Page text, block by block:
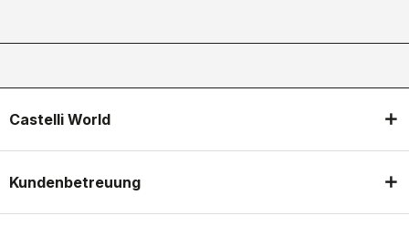
Castelli World
Kundenbetreuung